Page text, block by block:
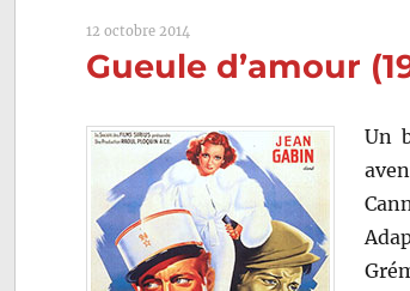
12 octobre 2014
Gueule d’amour
Un